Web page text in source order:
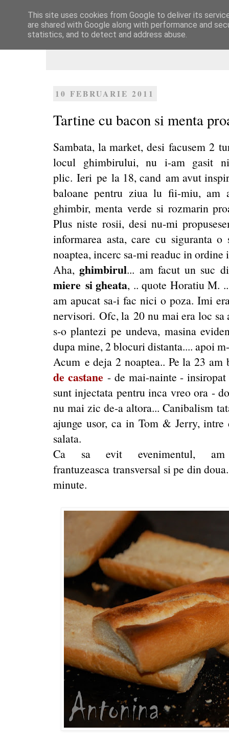
Dulcegarii culinare
10 FEBRUARIE 2011
Tartine cu bacon si menta
Sambata, la market, desi facusem 2
locul ghimbirului, nu i-am gasit
plic. Ieri pe la 18, cand am avut
baloane pentru ziua lu fii-miu, am
ghimbir, menta verde si rozmarin
Plus niste rosii, desi nu-mi
informarea asta, care cu siguranta
noaptea, incerc sa-mi readuc in
Aha,ghimbirul... am facut un suc
miere si gheata, .. quote Horatiu M.
am apucat sa-i fac nici o poza. Imi
nervisori. Ofc, la 20 nu mai era loc
s-o plantezi pe undeva, masina
dupa mine, 2 blocuri distanta.... apoi
Acum e deja 2 noaptea.. Pe la 23
de castane - de mai-nainte - insiropat
sunt injectata pentru inca vreo ora -
nu mai zic de-a altora... Canibalism
ajunge usor, ca in Tom & Jerry,
salata.
Ca sa evit evenimentul,
frantuzeasca transversal si pe din
minute.
This site uses cookies from Google to deliver its
are shared with Google along with performance and
statistics, and to detect and address abuse.